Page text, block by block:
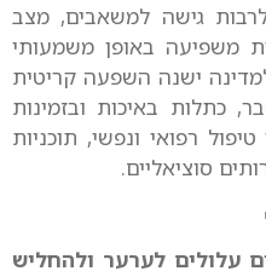
גישה למשאבים, מצב
משפיעה באופן משמעותי
ישנה השפעה קריטית
באיכות ובזמינות
רפואי ונפשי, תוכניות
סוציאליים.
עלולים לערער ולהחליש